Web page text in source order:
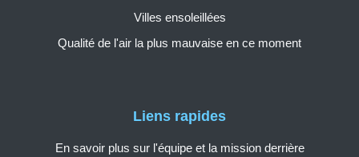
Liens rapides
En savoir plus sur l'équipe et la mission derrière
Villes ensoleillées
Qualité de l'air la plus mauvaise en ce moment